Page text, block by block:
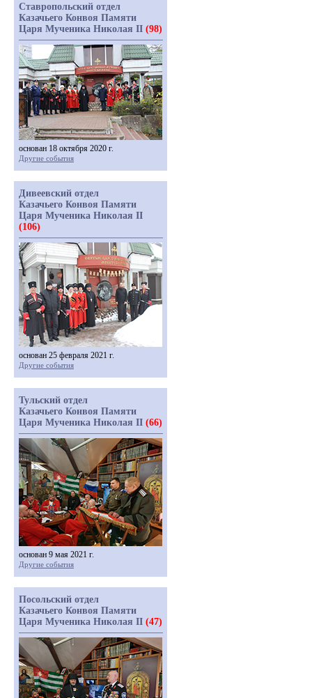
Ставропольский отдел
Казачьего Конвоя Памяти
Царя Мученика Николая II (98)
основан 18 октября 2020 г.
Другие события
Дивеевский отдел
Казачьего Конвоя Памяти
Царя Мученика Николая II
(106)
основан 25 февраля 2021 г.
Другие события
Тульский отдел
Казачьего Конвоя Памяти
Царя Мученика Николая II (66)
основан 9 мая 2021 г.
Другие события
Посольский отдел
Казачьего Конвоя Памяти
Царя Мученика Николая II (47)